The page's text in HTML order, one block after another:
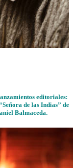
editoriales:
de las Indias” de
Balmaceda.